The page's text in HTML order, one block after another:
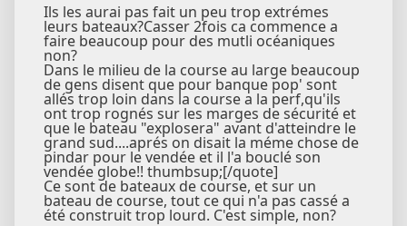
Ils les aurai pas fait un peu trop extrémes
leurs bateaux?Casser 2fois ca commence a
faire beaucoup pour des mutli océaniques
non?
Dans le milieu de la course au large beaucoup
de gens disent que pour banque pop' sont
allés trop loin dans la course a la perf,qu'ils
ont trop rognés sur les marges de sécurité et
que le bateau "explosera" avant d'atteindre le
grand sud....aprés on disait la méme chose de
pindar pour le vendée et il l'a bouclé son
vendée globe!! thumbsup;[/quote]
Ce sont de bateaux de course, et sur un
bateau de course, tout ce qui n'a pas cassé a
été construit trop lourd. C'est simple, non?